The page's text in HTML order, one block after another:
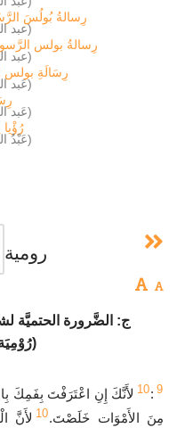
رِسالةُ بُولُسَ
(عبد
رِسالةُ بولس
(عبد
رِسَالَةِ بولس
(عَبد
(عَبد
رُؤْيا
(عَبْدُ
رومية
ج: الضَّرورة الحتميَّة
(رُوْمِيَة 10: 9- 15)
10: 9
لأَنَّكَ إِنِ اعْتَرَفْتَ بِفَمِكَ
مِنَ الأَمْوَات خَلَصْتَ.10 لأَنَّ